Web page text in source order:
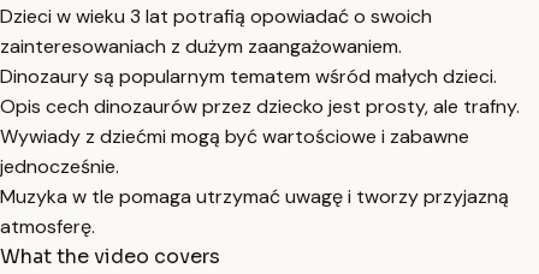
Dzieci w wieku 3 lat potrafią opowiadać o swoich
zainteresowaniach z dużym zaangażowaniem.
Dinozaury są popularnym tematem wśród małych dzieci.
Opis cech dinozaurów przez dziecko jest prosty, ale trafny.
Wywiady z dziećmi mogą być wartościowe i zabawne
jednocześnie.
Muzyka w tle pomaga utrzymać uwagę i tworzy przyjazną
atmosferę.
What the video covers